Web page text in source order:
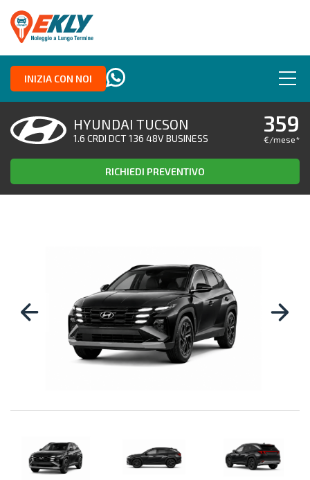
INIZIA CON NOI
HYUNDAI TUCSON
1.6 CRDI DCT 136 48V BUSINESS
359
€/mese*
RICHIEDI PREVENTIVO